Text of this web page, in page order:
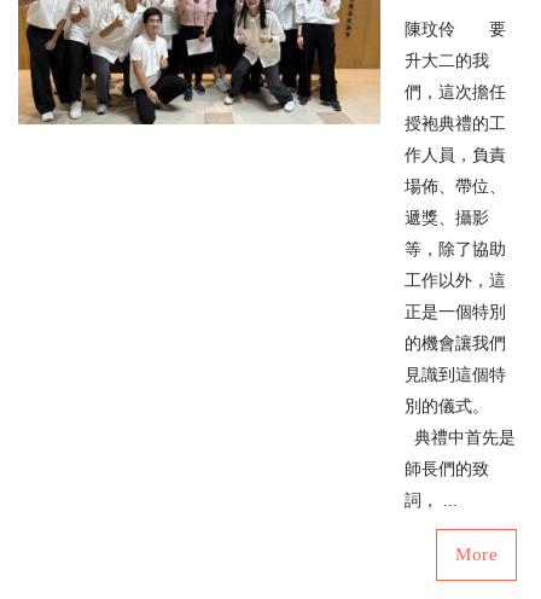
陳玟伶 要
升大二的我
們，這次擔任
授袍典禮的工
作人員，負責
場佈、帶位、
遞獎、攝影
等，除了協助
工作以外，這
正是一個特別
的機會讓我們
見識到這個特
別的儀式。
典禮中首先是
師長們的致
詞， ...
More